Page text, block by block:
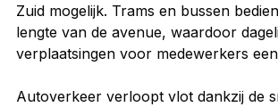
Zuid mogelijk. Trams en bussen
lengte van de avenue, waardoor
verplaatsingen voor medewerkers
Autoverkeer verloopt vlot dankzij de